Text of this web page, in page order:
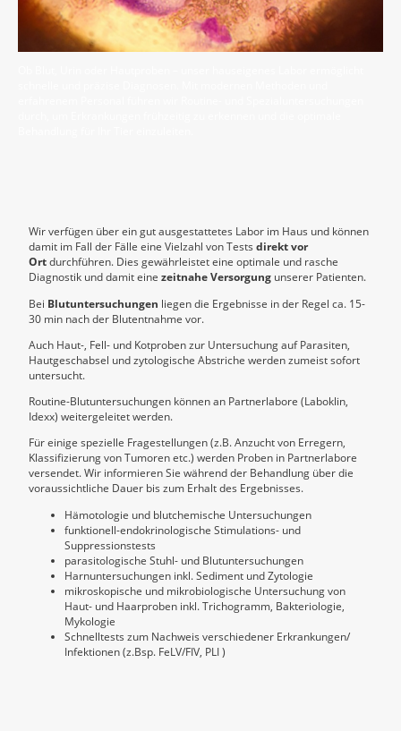
Wir verfügen über ein gut ausgestattetes Labor im Haus und können
damit im Fall der Fälle eine Vielzahl von Tests direkt vor
Ortdurchführen. Dies gewährleistet eine optimale und rasche
Diagnostik und damit eine zeitnahe Versorgung unserer Patienten.
Bei Blutuntersuchungen liegen die Ergebnisse in der Regel ca. 15-
30 min nach der Blutentnahme vor.
Auch Haut-, Fell- und Kotproben zur Untersuchung auf Parasiten,
Hautgeschabsel und zytologische Abstriche werden zumeist sofort
untersucht.
Routine-Blutuntersuchungen können an Partnerlabore (Laboklin,
Idexx) weitergeleitet werden.
Für einige spezielle Fragestellungen (z.B. Anzucht von Erregern,
Klassifizierung von Tumoren etc.) werden Proben in Partnerlabore
versendet. Wir informieren Sie während der Behandlung über die
voraussichtliche Dauer bis zum Erhalt des Ergebnisses.
Hämotologie und blutchemische Untersuchungen
funktionell-endokrinologische Stimulations- und
Suppressionstests
parasitologische Stuhl- und Blutuntersuchungen
Harnuntersuchungen inkl. Sediment und Zytologie
mikroskopische und mikrobiologische Untersuchung von
Haut- und Haarproben inkl. Trichogramm, Bakteriologie,
Mykologie
Schnelltests zum Nachweis verschiedener Erkrankungen/
Infektionen (z.Bsp. FeLV/FIV, PLI )